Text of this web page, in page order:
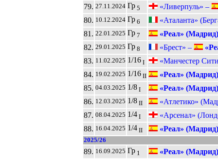
79. 27.11.2024 Гр 5
«Ливерпуль» –
80. 10.12.2024 Гр 6
«Аталанта»
81. 22.01.2025 Гр 7
«Реал» (Мадрид)
82. 29.01.2025 Гр 8 «Брест» –
83. 11.02.2025 1/16 I
«Манчестер
84. 19.02.2025 1/16 II
«Реал» (Мадрид)
85. 04.03.2025 1/8 I
«Реал» (Мадрид)
86. 12.03.2025 1/8 II
«Атлетико»
87. 08.04.2025 1/4 I
«Арсенал»
88. 16.04.2025 1/4 II «Реал» (Мадрид)
2025/26
89. 16.09.2025 Гр 1
«Реал» (Мадрид)